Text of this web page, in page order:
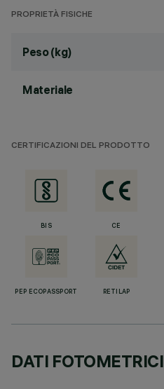
PROPRIETÀ FISICHE
Peso (kg)
Materiale
CERTIFICAZIONI DEL PRODOTTO
BIS CE
PEP ECOPASSPORT RETILAP
DATI FOTOMETRICI